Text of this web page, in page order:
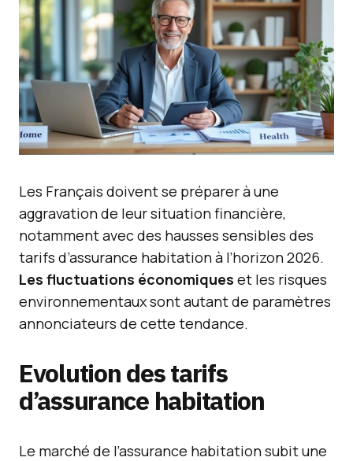
Les Français doivent se préparer à une
aggravation de leur situation financière,
notamment avec des hausses sensibles des
tarifs d’assurance habitation à l’horizon 2026.
Les fluctuations économiques et les risques
environnementaux sont autant de paramètres
annonciateurs de cette tendance.
Evolution des tarifs
d’assurance habitation
Le marché de l’assurance habitation subit une